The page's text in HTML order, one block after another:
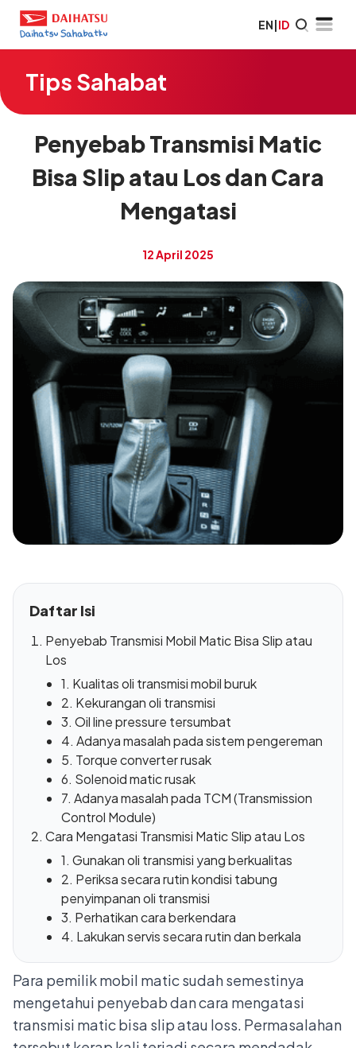
EN|ID
Tips Sahabat
Penyebab Transmisi Matic
Bisa Slip atau Los dan Cara
Mengatasi
12 April 2025
Daftar Isi
Penyebab Transmisi Mobil Matic Bisa Slip atau
Los
1. Kualitas oli transmisi mobil buruk
2. Kekurangan oli transmisi
3. Oil line pressure tersumbat
4. Adanya masalah pada sistem pengereman
5. Torque converter rusak
6. Solenoid matic rusak
7. Adanya masalah pada TCM (Transmission
Control Module)
Cara Mengatasi Transmisi Matic Slip atau Los
1. Gunakan oli transmisi yang berkualitas
2. Periksa secara rutin kondisi tabung
penyimpanan oli transmisi
3. Perhatikan cara berkendara
4. Lakukan servis secara rutin dan berkala
Para pemilik mobil matic sudah semestinya
mengetahui penyebab dan cara mengatasi
transmisi matic bisa slip atau loss. Permasalahan